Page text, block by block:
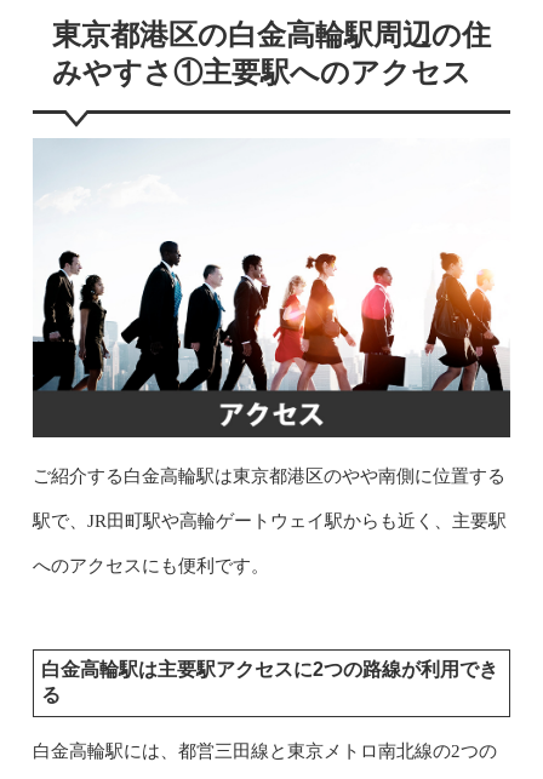
東京都港区の白金高輪駅周辺の住
みやすさ①主要駅へのアクセス
ご紹介する白金高輪駅は東京都港区のやや南側に位置する
駅で、JR田町駅や高輪ゲートウェイ駅からも近く、主要駅
へのアクセスにも便利です。
白金高輪駅は主要駅アクセスに2つの路線が利用でき
る
白金高輪駅には、都営三田線と東京メトロ南北線の2つの